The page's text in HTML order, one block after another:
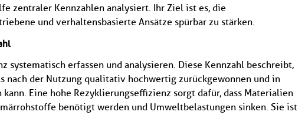
zentraler Kennzahlen analysiert. Ihr Ziel ist es, die
und verhaltensbasierte Ansätze spürbar zu stärken.
erfassen und analysieren. Diese Kennzahl beschreibt,
der Nutzung qualitativ hochwertig zurückgewonnen und in
Eine hohe Rezyklierungseffizienz sorgt dafür, dass Materialien
benötigt werden und Umweltbelastungen sinken. Sie ist